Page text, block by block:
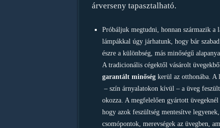
árverseny tapasztalható.
Próbáljuk megtudni, honnan származik a
lámpákkal úgy járhatunk, hogy bár
észre a különbség, más minőségű
A tradicionális cégektől vásárolt
garantált minőség kerül az otthonába. A
– szín árnyalatokon kívül – a üveg
okozza. A megfelelően gyártott
hogy azok feszültség mentesítve
csomópontok, merevségek az üvegben,